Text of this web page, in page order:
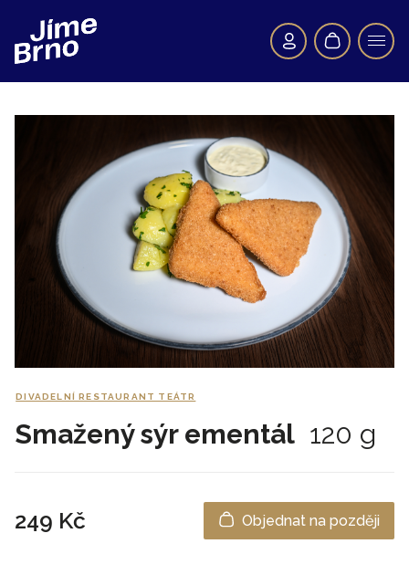
DIVADELNÍ RESTAURANT TEÁTR
Smažený sýr ementál 120 g
249 Kč Objednat na později